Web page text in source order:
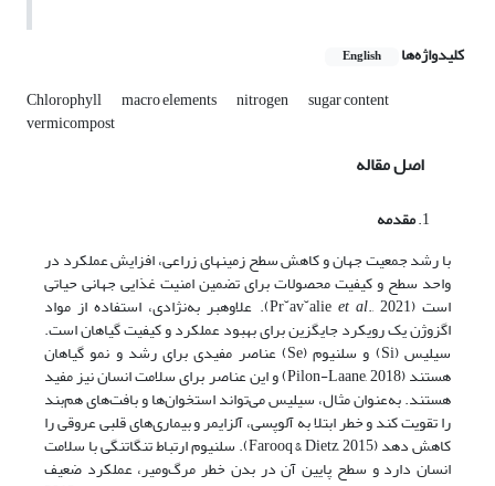
کلیدواژه‌ها English
Chlorophyll macro elements nitrogen sugar content
vermicompost
اصل مقاله
مقدمه
با رشد جمعیت جهان و کاهش سطح زمین­های زراعی، افزایش عملکرد در
واحد سطح و کیفیت محصولات برای تضمین امنیت غذایی جهانی حیاتی
است (Pr˘av˘alie et al ., 2021). علاوه­بر به‌نژادی، استفاده از مواد
اگزوژن یک رویکرد جایگزین برای بهبود عملکرد و کیفیت گیاهان است.
سیلیس (Si) و سلنیوم (Se) عناصر مفیدی برای رشد و نمو گیاهان
هستند (Pilon-Laane, 2018) و این عناصر برای سلامت انسان نیز مفید
هستند. به‌عنوان‌ مثال، سیلیس می‌تواند استخوان‌ها و بافت‌های هم‌بند
را تقویت کند و خطر ابتلا به آلوپسی، آلزایمر و بیماری‌های قلبی عروقی را
کاهش دهد (Farooq & Dietz, 2015). سلنیوم ارتباط تنگاتنگی با سلامت
انسان دارد و سطح پایین آن در بدن خطر مرگ‌ومیر، عملکرد ضعیف